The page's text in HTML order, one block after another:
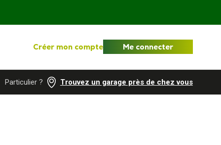
Créer mon compte Me connecter
Particulier ? Trouvez un garage près de chez vous